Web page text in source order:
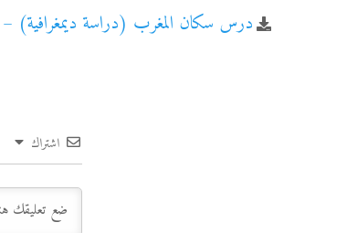
درس سكان المغرب (دراسة ديمغرافية) –
اشتراك